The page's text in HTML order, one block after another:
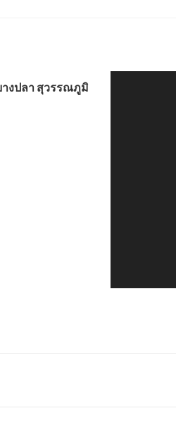
างปลา สุวรรณภูมิ